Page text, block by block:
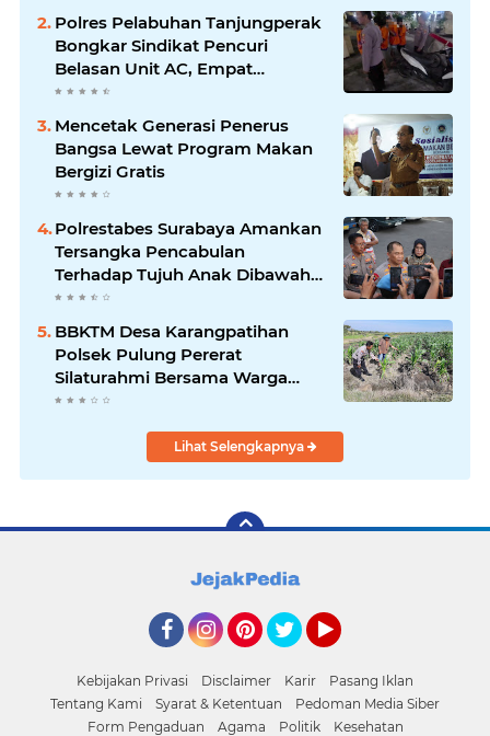
Polres Pelabuhan Tanjungperak
Bongkar Sindikat Pencuri
Belasan Unit AC, Empat
Tersangka Diamankan
Mencetak Generasi Penerus
Bangsa Lewat Program Makan
Bergizi Gratis
Polrestabes Surabaya Amankan
Tersangka Pencabulan
Terhadap Tujuh Anak Dibawah
Umur
BBKTM Desa Karangpatihan
Polsek Pulung Pererat
Silaturahmi Bersama Warga
Wujudkan Kamtibmas yang
Lihat Selengkapnya
Kebijakan Privasi Disclaimer Karir
Pasang Iklan
Tentang Kami
Syarat & Ketentuan
Pedoman Media Siber
Form Pengaduan
Agama Politik Kesehatan